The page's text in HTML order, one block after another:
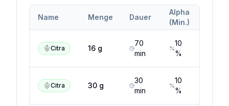
Name Menge Dauer
Alpha
(Min.)
Citra 16 g
70
min
10
%
Citra 30 g
30
min
10
%